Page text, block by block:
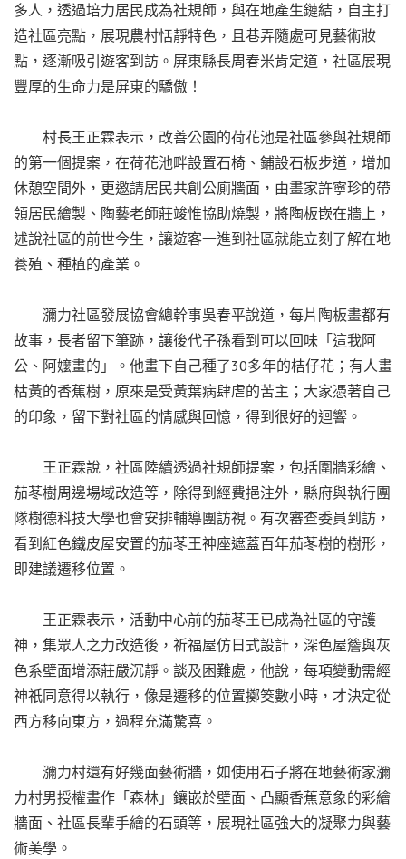
多人，透過培力居民成為社規師，與在地產生鏈結，自主打
造社區亮點，展現農村恬靜特色，且巷弄隨處可見藝術妝
點，逐漸吸引遊客到訪。屏東縣長周春米肯定道，社區展現
豐厚的生命力是屏東的驕傲！
村長王正霖表示，改善公園的荷花池是社區參與社規師
的第一個提案，在荷花池畔設置石椅、鋪設石板步道，增加
休憩空間外，更邀請居民共創公廁牆面，由畫家許寧珍的帶
領居民繪製、陶藝老師莊竣惟協助燒製，將陶板嵌在牆上，
述說社區的前世今生，讓遊客一進到社區就能立刻了解在地
養殖、種植的產業。
瀰力社區發展協會總幹事吳春平說道，每片陶板畫都有
故事，長者留下筆跡，讓後代子孫看到可以回味「這我阿
公、阿嬤畫的」。他畫下自己種了30多年的桔仔花；有人畫
枯黃的香蕉樹，原來是受黃葉病肆虐的苦主；大家憑著自己
的印象，留下對社區的情感與回憶，得到很好的迴響。
王正霖說，社區陸續透過社規師提案，包括圍牆彩繪、
茄苳樹周邊場域改造等，除得到經費挹注外，縣府與執行團
隊樹德科技大學也會安排輔導團訪視。有次審查委員到訪，
看到紅色鐵皮屋安置的茄苳王神座遮蓋百年茄苳樹的樹形，
即建議遷移位置。
王正霖表示，活動中心前的茄苳王已成為社區的守護
神，集眾人之力改造後，祈福屋仿日式設計，深色屋簷與灰
色系壁面增添莊嚴沉靜。談及困難處，他說，每項變動需經
神祇同意得以執行，像是遷移的位置擲筊數小時，才決定從
西方移向東方，過程充滿驚喜。
瀰力村還有好幾面藝術牆，如使用石子將在地藝術家瀰
力村男授權畫作「森林」鑲嵌於壁面、凸顯香蕉意象的彩繪
牆面、社區長輩手繪的石頭等，展現社區強大的凝聚力與藝
術美學。